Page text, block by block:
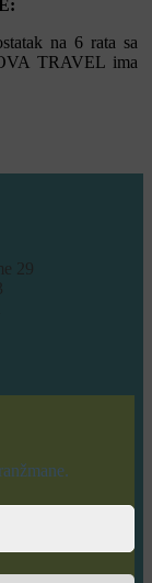
na 6 rata sa
TRAVEL ima
29